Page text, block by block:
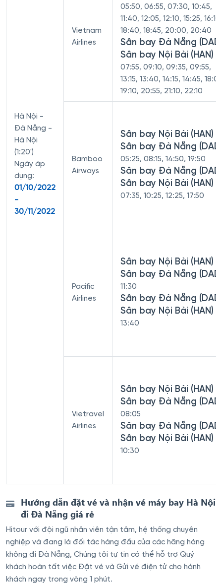
Hà Nội -
Đà Nẵng -
Hà Nội
(1:20')
Ngày áp
dụng:
01/10/2022
-
30/11/2022
Vietnam
Airlines
05:50, 06:55, 07:30, 10:45,
11:40, 12:05, 12:10, 15:25, 16:10,
18:40, 18:45, 20:00, 20:40
Sân bay Đà Nẵng
Sân bay Nội Bài (HAN)
07:55, 09:10, 09:35, 09:55,
13:15, 13:40, 14:15, 14:45,
19:10, 20:55, 21:10, 22:10
Bamboo
Airways
Sân bay Nội Bài (HAN) -
Sân bay Đà Nẵng
05:25, 08:15, 14:50, 19:50
Sân bay Đà Nẵng
Sân bay Nội Bài (HAN)
07:35, 10:25, 12:25, 17:50
Pacific
Airlines
Sân bay Nội Bài (HAN) -
Sân bay Đà Nẵng
11:30
Sân bay Đà Nẵng
Sân bay Nội Bài (HAN)
13:40
Vietravel
Airlines
Sân bay Nội Bài (HAN) -
Sân bay Đà Nẵng
08:05
Sân bay Đà Nẵng
Sân bay Nội Bài (HAN)
10:30
Hướng dẫn đặt vé và nhận vé máy bay Hà Nội
đi Đà Nẵng giá rẻ
Hitour với đội ngũ nhân viên tận tâm, hệ thống chuyên
nghiệp và đang là đối tác hàng đầu của các hãng hàng
không đi Đà Nẵng, Chúng tôi tự tin có thể hỗ trợ Quý
khách hoàn tất việc Đặt vé và Gửi vé điện tử cho hành
khách ngay trong vòng 1 phút.